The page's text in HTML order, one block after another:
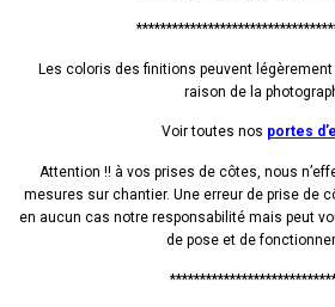
Les coloris des finitions peuvent
raison de la
Voir toutes nos portes
Attention !! à vos prises de côtes, nous
mesures sur chantier. Une erreur de prise de
en aucun cas notre responsabilité mais peut
de pose et de